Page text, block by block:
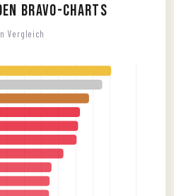
BRAVO-Charts
Vergleich